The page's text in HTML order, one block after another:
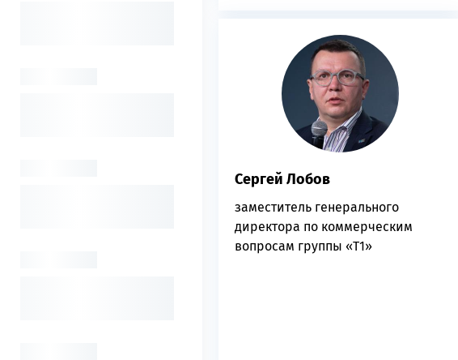
Сергей Лобов
заместитель генерального
директора по коммерческим
вопросам группы «Т1»